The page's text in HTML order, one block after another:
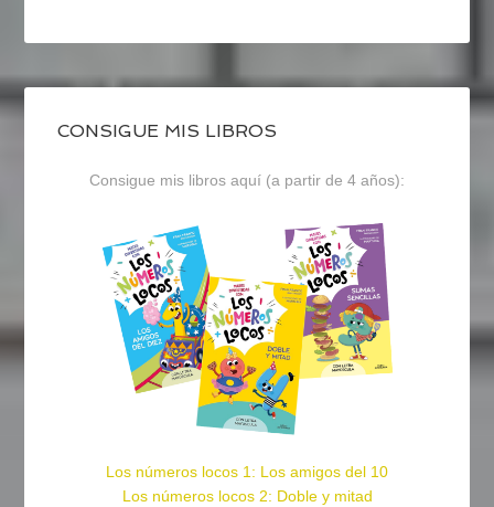
CONSIGUE MIS LIBROS
Consigue mis libros aquí (a partir de 4 años):
Los números locos 1: Los amigos del 10
Los números locos 2: Doble y mitad